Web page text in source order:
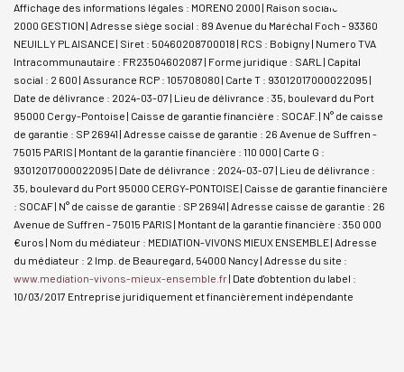
Affichage des informations légales : MORENO 2000 | Raison sociale : MORENO
2000 GESTION | Adresse siège social : 89 Avenue du Maréchal Foch - 93360
NEUILLY PLAISANCE | Siret : 50460208700018 | RCS : Bobigny | Numero TVA
Intracommunautaire : FR23504602087 | Forme juridique : SARL | Capital
social : 2 600 | Assurance RCP : 105708080 | Carte T : 93012017000022095 |
Date de délivrance : 2024-03-07 | Lieu de délivrance : 35, boulevard du Port
95000 Cergy-Pontoise | Caisse de garantie financière : SOCAF. | N° de caisse
de garantie : SP 26941 | Adresse caisse de garantie : 26 Avenue de Suffren -
75015 PARIS | Montant de la garantie financière : 110 000 | Carte G :
93012017000022095 | Date de délivrance : 2024-03-07 | Lieu de délivrance :
35, boulevard du Port 95000 CERGY-PONTOISE | Caisse de garantie financière
: SOCAF | N° de caisse de garantie : SP 26941 | Adresse caisse de garantie : 26
Avenue de Suffren - 75015 PARIS | Montant de la garantie financière : 350 000
€uros | Nom du médiateur : MEDIATION-VIVONS MIEUX ENSEMBLE | Adresse
du médiateur : 2 Imp. de Beauregard, 54000 Nancy | Adresse du site :
www.mediation-vivons-mieux-ensemble.fr| Date d'obtention du label :
10/03/2017 Entreprise juridiquement et financièrement indépendante